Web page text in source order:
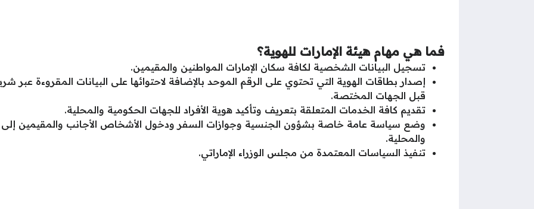
فما هي مهام هيئة الإمارات للهوية؟
تسجيل البيانات الشخصية لكافة سكان الإمارات المواطنين والمقيمين.
إصدار بطاقات الهوية التي تحتوي على الرقم الموحد بالإضافة لاحتوائها على البيانات المقروءة عبر
قبل الجهات المختصة.
تقديم كافة الخدمات المتعلقة بتعريف وتأكيد هوية الأفراد للجهات الحكومية والمحلية.
وضع سياسة عامة خاصة بشؤون الجنسية وجوازات السفر ودخول الأشخاص الأجانب والمقيمين إلى
والمحلية.
تنفيذ السياسات المعتمدة من مجلس الوزراء الإماراتي.